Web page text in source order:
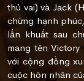
thủ vai) và Jack
chừng hạnh
lẩn khuất sau
mang tên
với cộng đồng
cuộc hôn nhân